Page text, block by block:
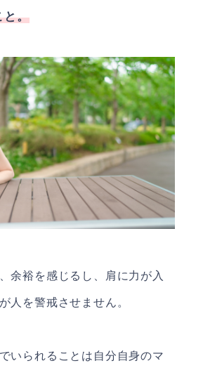
と。
余裕を感じるし、肩に力が入
人を警戒させません。
いられることは自分自身のマ